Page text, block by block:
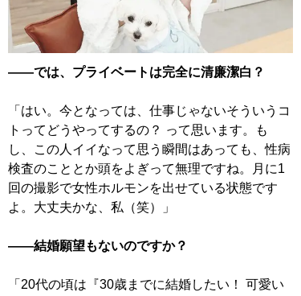
――では、プライベートは完全に清廉潔白？
「はい。今となっては、仕事じゃないそういうコ
トってどうやってするの？ って思います。も
し、この人イイなって思う瞬間はあっても、性病
検査のこととか頭をよぎって無理ですね。月に1
回の撮影で女性ホルモンを出せている状態です
よ。大丈夫かな、私（笑）」
――結婚願望もないのですか？
「20代の頃は『30歳までに結婚したい！ 可愛い